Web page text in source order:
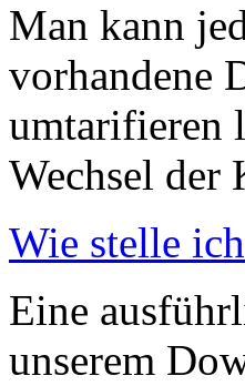
Man kann
vorhandene
umtarifieren
Wechsel der
Wie stelle
Eine
unserem